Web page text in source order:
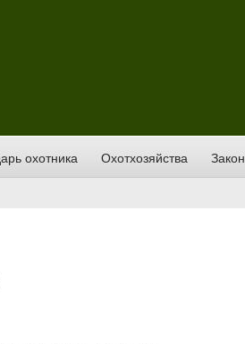
охотника Охотхозяйства Закон